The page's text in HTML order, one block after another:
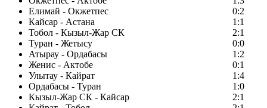
Елимай - Окжетпес
0:2
Кайсар - Астана
1:1
Тобол - Кызыл-Жар СК
2:1
Туран - Жетысу
0:0
Атырау - Ордабасы
1:2
Женис - Актобе
0:1
Улытау - Кайрат
1:4
Ордабасы - Туран
1:0
Кызыл-Жар СК - Кайсар
2:1